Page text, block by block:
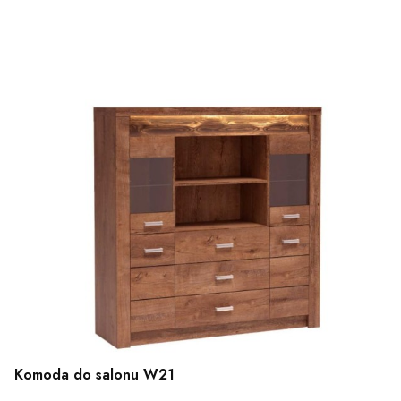
Komoda do salonu W21